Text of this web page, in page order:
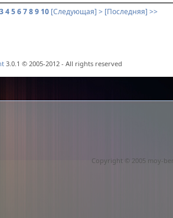
3456789 10 [Следующая] > [Последняя] >>
3.0.1 © 2005-2012 - All rights reserved
Copyright © 2005 moy-